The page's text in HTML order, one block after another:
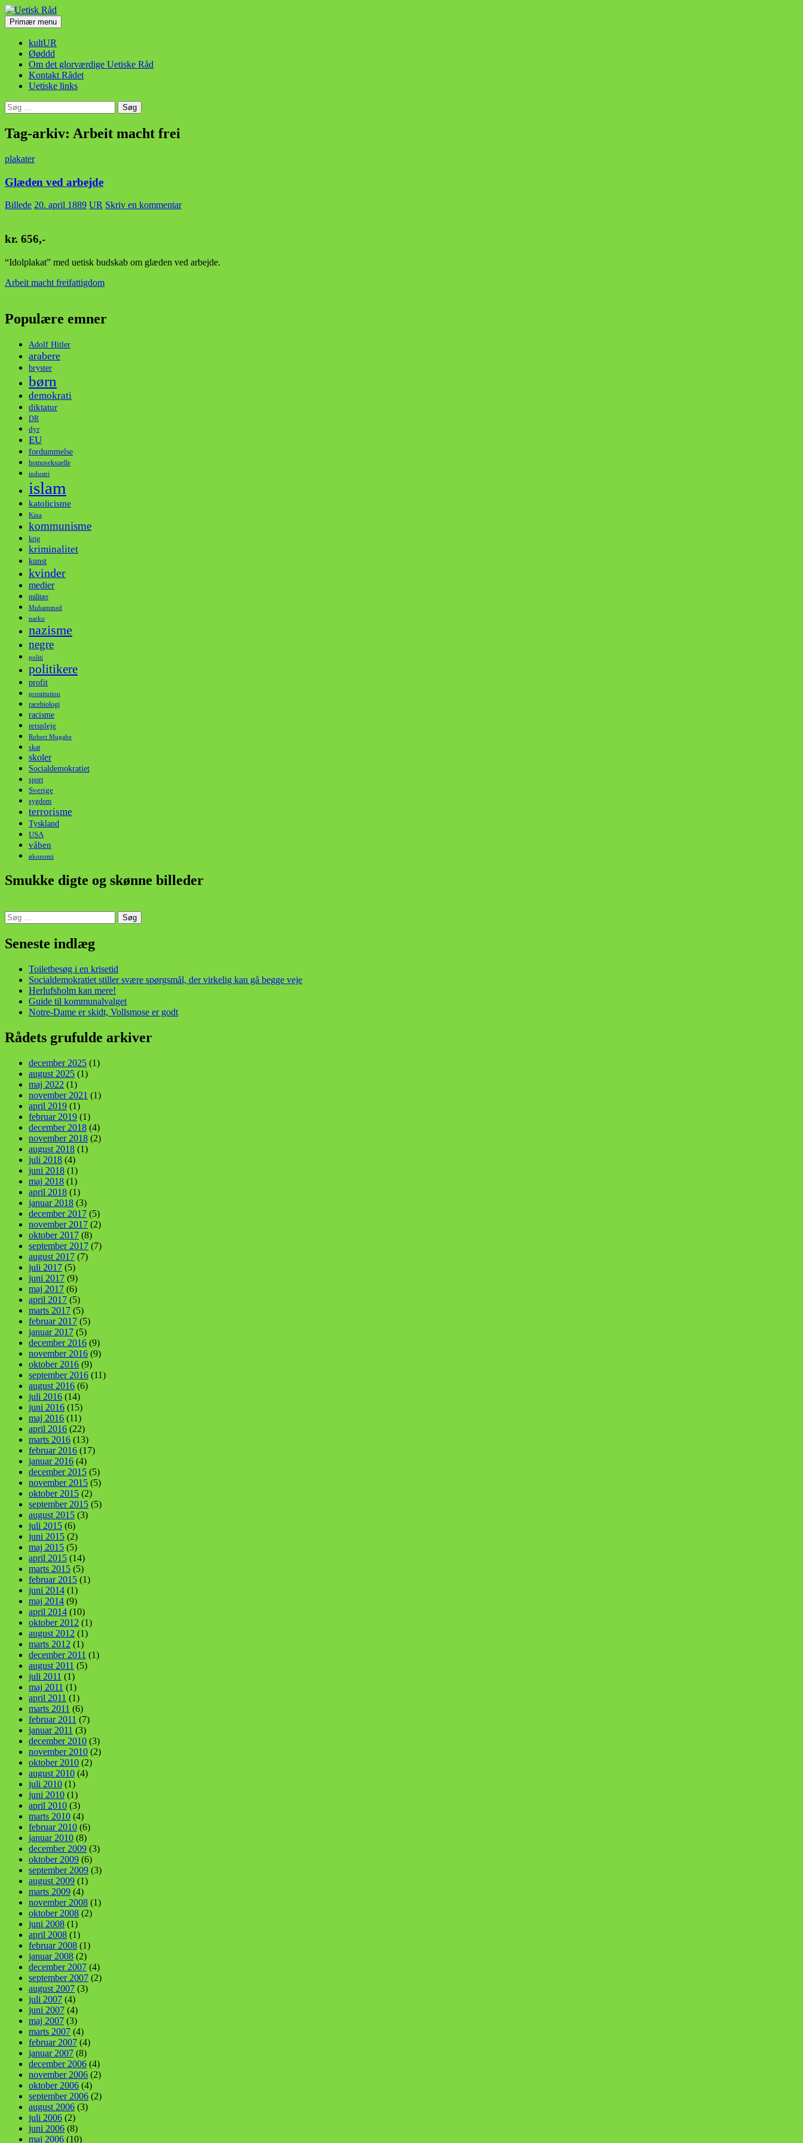
Hop
til
indhold
Uetisk Råd
SøgPrimær menu
kultUR
Øøddd
Om det glorværdige Uetiske Råd
Kontakt Rådet
Uetiske links
Søg
efter:
Tag-arkiv: Arbeit macht frei
plakater
Glæden ved arbejde
Billede 20. april 1889 UR Skriv en kommentar
kr. 656,-
“Idolplakat” med uetisk budskab om glæden ved arbejde.
Arbeit macht freifattigdom
Populære emner
Adolf Hitler
arabere
bryster
børn
demokrati
diktatur
DR
dyr
EU
fordummelse
homoseksuelle
industri
islam
katolicisme
Kina
kommunisme
krig
kriminalitet
kunst
kvinder
medier
militær
Muhammed
narko
nazisme
negre
politi
politikere
profit
prostitution
racebiologi
racisme
retspleje
Robert Mugabe
skat
skoler
Socialdemokratiet
sport
Sverige
sygdom
terrorisme
Tyskland
USA
våben
økonomi
Smukke digte og skønne billeder
Søg
efter:
Seneste indlæg
Toiletbesøg i en krisetid
Socialdemokratiet stiller svære spørgsmål, der virkelig kan gå begge veje
Herlufsholm kan mere!
Guide til kommunalvalget
Notre-Dame er skidt, Vollsmose er godt
Rådets grufulde arkiver
december 2025 (1)
august 2025 (1)
maj 2022 (1)
november 2021 (1)
april 2019 (1)
februar 2019 (1)
december 2018 (4)
november 2018 (2)
august 2018 (1)
juli 2018 (4)
juni 2018 (1)
maj 2018 (1)
april 2018 (1)
januar 2018 (3)
december 2017 (5)
november 2017 (2)
oktober 2017 (8)
september 2017 (7)
august 2017 (7)
juli 2017 (5)
juni 2017 (9)
maj 2017 (6)
april 2017 (5)
marts 2017 (5)
februar 2017 (5)
januar 2017 (5)
december 2016 (9)
november 2016 (9)
oktober 2016 (9)
september 2016 (11)
august 2016 (6)
juli 2016 (14)
juni 2016 (15)
maj 2016 (11)
april 2016 (22)
marts 2016 (13)
februar 2016 (17)
januar 2016 (4)
december 2015 (5)
november 2015 (5)
oktober 2015 (2)
september 2015 (5)
august 2015 (3)
juli 2015 (6)
juni 2015 (2)
maj 2015 (5)
april 2015 (14)
marts 2015 (5)
februar 2015 (1)
juni 2014 (1)
maj 2014 (9)
april 2014 (10)
oktober 2012 (1)
august 2012 (1)
marts 2012 (1)
december 2011 (1)
august 2011 (5)
juli 2011 (1)
maj 2011 (1)
april 2011 (1)
marts 2011 (6)
februar 2011 (7)
januar 2011 (3)
december 2010 (3)
november 2010 (2)
oktober 2010 (2)
august 2010 (4)
juli 2010 (1)
juni 2010 (1)
april 2010 (3)
marts 2010 (4)
februar 2010 (6)
januar 2010 (8)
december 2009 (3)
oktober 2009 (6)
september 2009 (3)
august 2009 (1)
marts 2009 (4)
november 2008 (1)
oktober 2008 (2)
juni 2008 (1)
april 2008 (1)
februar 2008 (1)
januar 2008 (2)
december 2007 (4)
september 2007 (2)
august 2007 (3)
juli 2007 (4)
juni 2007 (4)
maj 2007 (3)
marts 2007 (4)
februar 2007 (4)
januar 2007 (8)
december 2006 (4)
november 2006 (2)
oktober 2006 (4)
september 2006 (2)
august 2006 (3)
juli 2006 (2)
juni 2006 (8)
maj 2006 (10)